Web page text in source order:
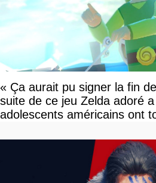
« Ça aurait pu signer la fin
suite de ce jeu Zelda adoré
adolescents américains ont